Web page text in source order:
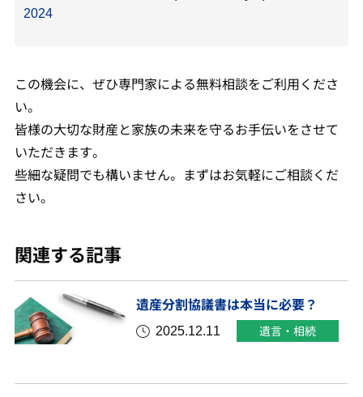
2024
この機会に、ぜひ専門家による無料相談をご利用くださ
い。
皆様の大切な財産と家族の未来を守るお手伝いをさせて
いただきます。
些細な疑問でも構いません。まずはお気軽にご相談くだ
さい。
関連する記事
遺産分割協議書は本当に必要？
2025.12.11
遺言・相続